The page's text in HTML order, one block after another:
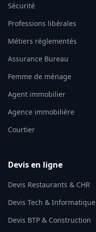
Sécurité
Professions libérales
Métiers réglementés
Assurance Bureau
Femme de ménage
Agent immobilier
Agence immobilière
Courtier
Devis en ligne
Devis Restaurants & CHR
Devis Tech & Informatique
Devis BTP & Construction